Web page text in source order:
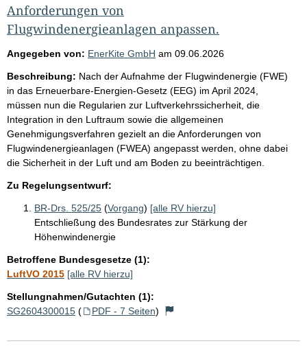
Anforderungen von
Flugwindenergieanlagen anpassen.
Angegeben von: EnerKite GmbH am 09.06.2026
Beschreibung: Nach der Aufnahme der Flugwindenergie (FWE)
in das Erneuerbare-Energien-Gesetz (EEG) im April 2024,
müssen nun die Regularien zur Luftverkehrssicherheit, die
Integration in den Luftraum sowie die allgemeinen
Genehmigungsverfahren gezielt an die Anforderungen von
Flugwindenergieanlagen (FWEA) angepasst werden, ohne dabei
die Sicherheit in der Luft und am Boden zu beeinträchtigen.
Zu Regelungsentwurf:
BR-Drs. 525/25 (Vorgang) [alle RV hierzu]
Entschließung des Bundesrates zur Stärkung der
Höhenwindenergie
Betroffene Bundesgesetze (1):
LuftVO 2015 [alle RV hierzu]
Stellungnahmen/Gutachten (1):
SG2604300015 ( PDF - 7 Seiten)